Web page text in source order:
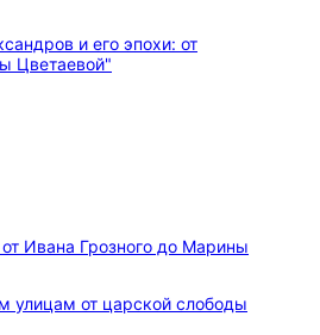
Ивана Грозного до Марины
улицам от царской слободы